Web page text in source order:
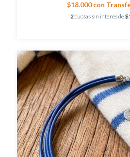
$18.000con
2cuotas sin interés de